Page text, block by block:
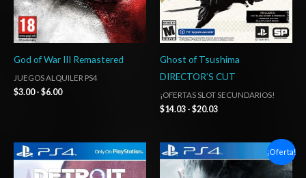
God of War III Remastered
JUEGOS ALQUILER PS4
$3.00 - $6.00
Ghost of Tsushima
DIRECTOR’S CUT
¡OFERTAS SLOT SECUNDARIOS!
$14.03 - $20.03
Rango
de
precios:
¡Oferta!
Rango
de
precios: